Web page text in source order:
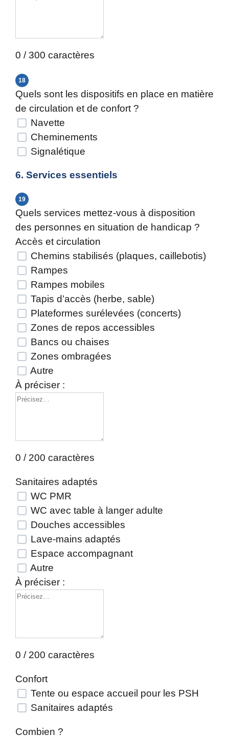
0 / 300 caractères
18
Quels sont les dispositifs en place en matière
de circulation et de confort ?
Navette
Cheminements
Signalétique
6. Services essentiels
19
Quels services mettez-vous à disposition
des personnes en situation de handicap ?
Accès et circulation
Chemins stabilisés (plaques, caillebotis)
Rampes
Rampes mobiles
Tapis d’accès (herbe, sable)
Plateformes surélevées (concerts)
Zones de repos accessibles
Bancs ou chaises
Zones ombragées
Autre
À préciser :
0 / 200 caractères
Sanitaires adaptés
WC PMR
WC avec table à langer adulte
Douches accessibles
Lave-mains adaptés
Espace accompagnant
Autre
À préciser :
0 / 200 caractères
Confort
Tente ou espace accueil pour les PSH
Sanitaires adaptés
Combien ?